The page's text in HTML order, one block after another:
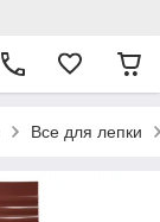
Все для лепки